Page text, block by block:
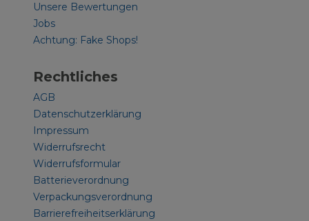
Unsere Bewertungen
Jobs
Achtung: Fake Shops!
Rechtliches
AGB
Datenschutzerklärung
Impressum
Widerrufsrecht
Widerrufsformular
Batterieverordnung
Verpackungsverordnung
Barrierefreiheitserklärung